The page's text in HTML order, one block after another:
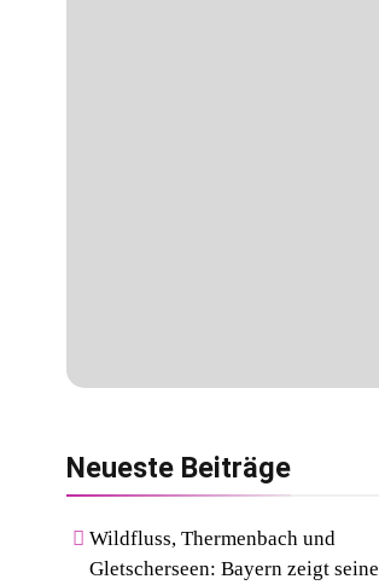
Neueste Beiträge
Wildfluss, Thermenbach und
Gletscherseen: Bayern zeigt seine